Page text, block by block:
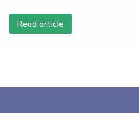
Read article